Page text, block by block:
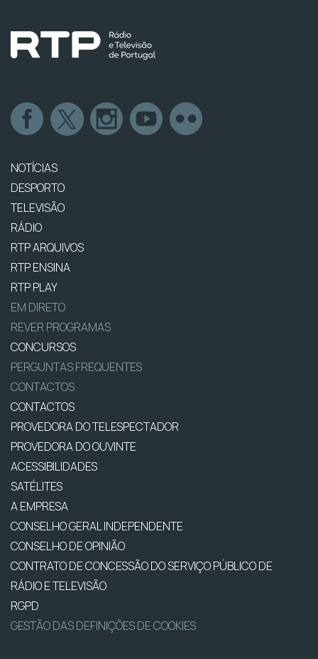
NOTÍCIAS
DESPORTO
TELEVISÃO
RÁDIO
RTP ARQUIVOS
RTP ENSINA
RTP PLAY
EM DIRETO
REVER PROGRAMAS
CONCURSOS
PERGUNTAS FREQUENTES
CONTACTOS
CONTACTOS
PROVEDORA DO TELESPECTADOR
PROVEDORA DO OUVINTE
ACESSIBILIDADES
SATÉLITES
A EMPRESA
CONSELHO GERAL INDEPENDENTE
CONSELHO DE OPINIÃO
CONTRATO DE CONCESSÃO DO SERVIÇO PÚBLICO DE
RÁDIO E TELEVISÃO
RGPD
GESTÃO DAS DEFINIÇÕES DE COOKIES